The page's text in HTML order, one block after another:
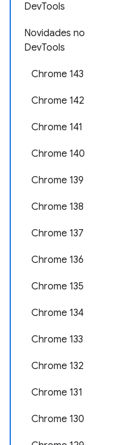
DevTools
Novidades no
DevTools
Chrome 143
Chrome 142
Chrome 141
Chrome 140
Chrome 139
Chrome 138
Chrome 137
Chrome 136
Chrome 135
Chrome 134
Chrome 133
Chrome 132
Chrome 131
Chrome 130